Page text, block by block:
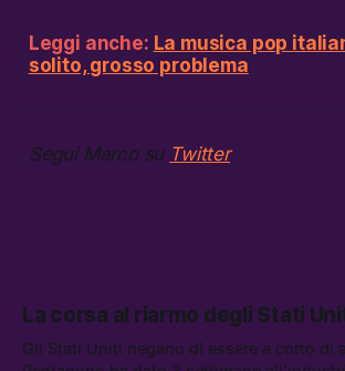
Leggi anche: La musica pop
solito, grosso problema
Segui Marco su Twitter
La corsa al riarmo degli Stati
Gli Stati Uniti negano di essere a corto di